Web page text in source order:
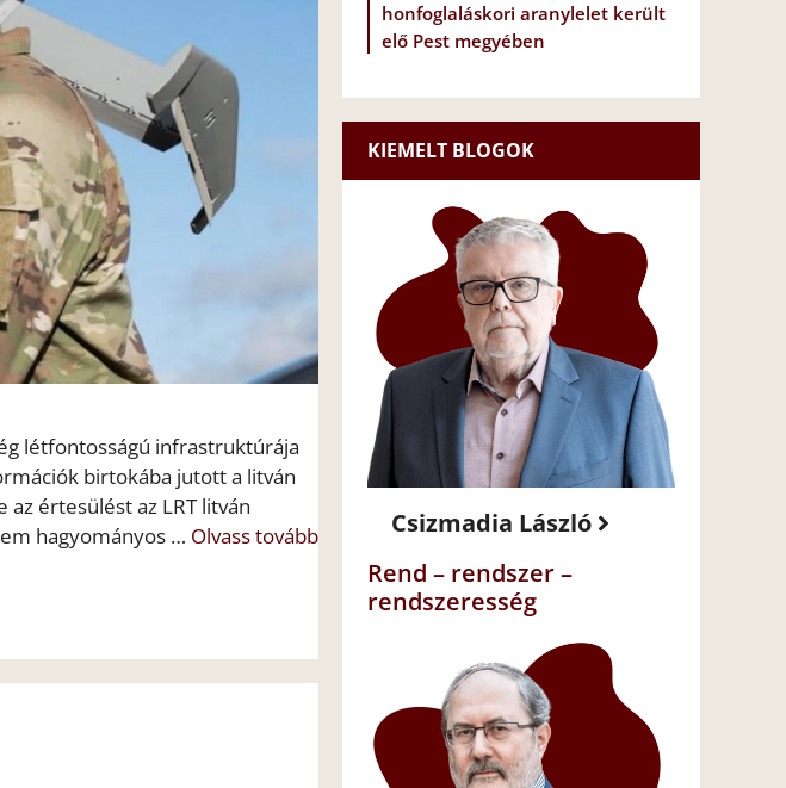
létfontosságú infrastruktúrája
birtokába jutott a litván
értesülést az LRT litván
hagyományos … Olvass tovább
honfoglaláskori aranylelet került
elő Pest megyében
KIEMELT BLOGOK
Csizmadia László
Rend – rendszer –
rendszeresség